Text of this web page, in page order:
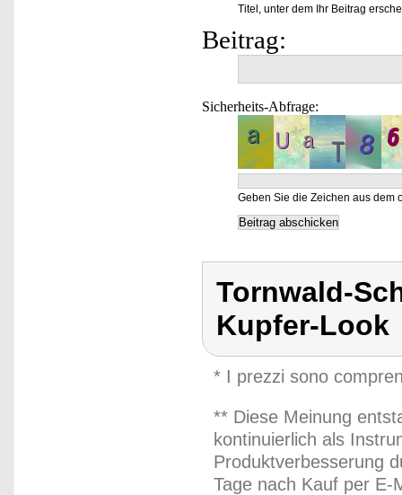
Titel, unter dem Ihr Beitrag
Beitrag:
Sicherheits-Abfrage:
Geben Sie die Zeichen aus dem
Tornwald-
Kupfer-Look
* I prezzi sono
** Diese Meinung
kontinuierlich als
Produktverbesserung
Tage nach Kauf per E-